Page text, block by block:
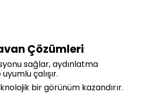
Çözümleri
sağlar, aydınlatma
çalışır.
bir görünüm kazandırır.